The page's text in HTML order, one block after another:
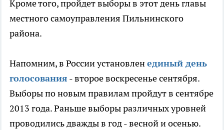
Кроме того, пройдет выборы в этот день главы
местного самоуправления Пильнинского
района.
Напомним, в России установленединый день
голосования - второе воскресенье сентября.
Выборы по новым правилам пройдут в сентябре
2013 года. Раньше выборы различных уровней
проводились дважды в год - весной и осенью.